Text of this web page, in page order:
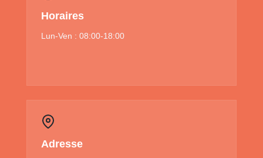
Horaires
Lun-Ven : 08:00-18:00
Adresse